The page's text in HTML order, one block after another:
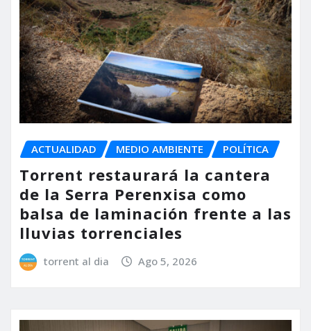
ACTUALIDAD MEDIO AMBIENTE POLÍTICA
Torrent restaurará la cantera
de la Serra Perenxisa como
balsa de laminación frente a las
lluvias torrenciales
torrent al dia Ago 5, 2026